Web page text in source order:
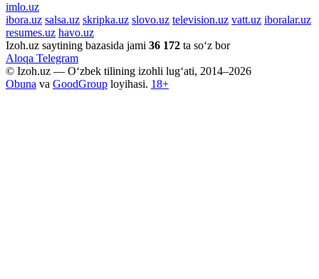
imlo.uz
ibora.uz salsa.uz skripka.uz slovo.uz television.uz vatt.uz iboralar.uz
resumes.uz havo.uz
Izoh.uz saytining bazasida jami 36 172 ta so‘z bor
Aloqa Telegram
© Izoh.uz — O‘zbek tilining izohli lug‘ati, 2014–2026
Obuna va GoodGroup loyihasi. 18+